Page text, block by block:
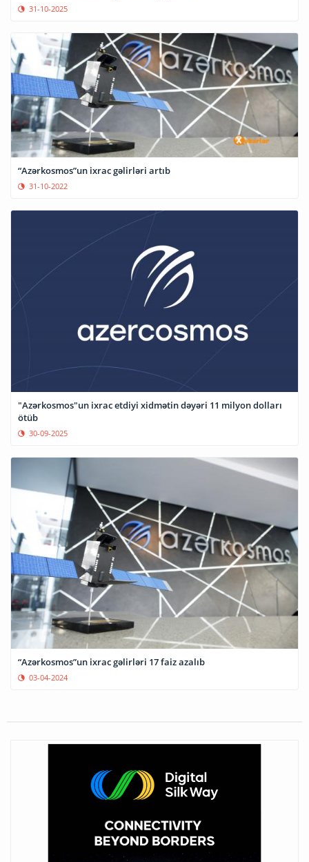
31-10-2025
“Azərkosmos”un ixrac gəlirləri artıb
31-10-2022
"Azərkosmos"un ixrac etdiyi xidmətin dəyəri 11 milyon dolları
ötüb
30-09-2025
“Azərkosmos”un ixrac gəlirləri 17 faiz azalıb
03-04-2024